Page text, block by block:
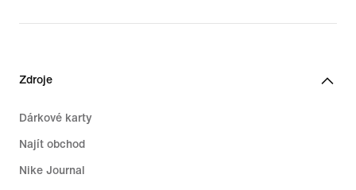
Zdroje
Dárkové karty
Najít obchod
Nike Journal